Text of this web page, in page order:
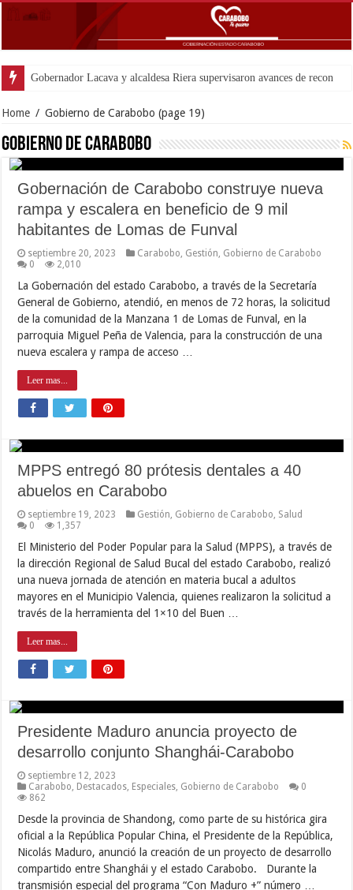
Home / Gobierno de Carabobo (page 19)
Gobierno de Carabobo
Gobernación de Carabobo construye nueva
rampa y escalera en beneficio de 9 mil
habitantes de Lomas de Funval
septiembre 20, 2023 Carabobo Gestión Gobierno de Carabobo
0
2,010
La Gobernación del estado Carabobo, a través de la Secretaría
General de Gobierno, atendió, en menos de 72 horas, la solicitud
de la comunidad de la Manzana 1 de Lomas de Funval, en la
parroquia Miguel Peña de Valencia, para la construcción de una
nueva escalera y rampa de acceso …
Leer mas...
MPPS entregó 80 prótesis dentales a 40
abuelos en Carabobo
septiembre 19, 2023 Gestión Gobierno de Carabobo Salud
0
1,357
El Ministerio del Poder Popular para la Salud (MPPS), a través de
la dirección Regional de Salud Bucal del estado Carabobo, realizó
una nueva jornada de atención en materia bucal a adultos
mayores en el Municipio Valencia, quienes realizaron la solicitud a
través de la herramienta del 1×10 del Buen …
Leer mas...
Presidente Maduro anuncia proyecto de
desarrollo conjunto Shanghái-Carabobo
septiembre 12, 2023
Carabobo Destacados Especiales Gobierno de Carabobo
0
862
Desde la provincia de Shandong, como parte de su histórica gira
oficial a la República Popular China, el Presidente de la República,
Nicolás Maduro, anunció la creación de un proyecto de desarrollo
compartido entre Shanghái y el estado Carabobo. Durante la
transmisión especial del programa “Con Maduro +” número …